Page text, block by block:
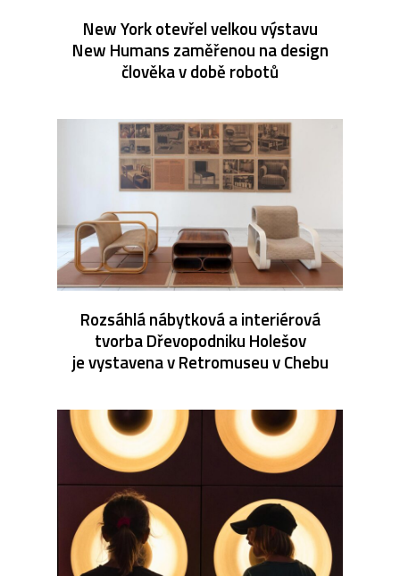
New York otevřel velkou výstavu
New Humans zaměřenou na design
člověka v době robotů
Rozsáhlá nábytková a interiérová
tvorba Dřevopodniku Holešov
je vystavena v Retromuseu v Chebu